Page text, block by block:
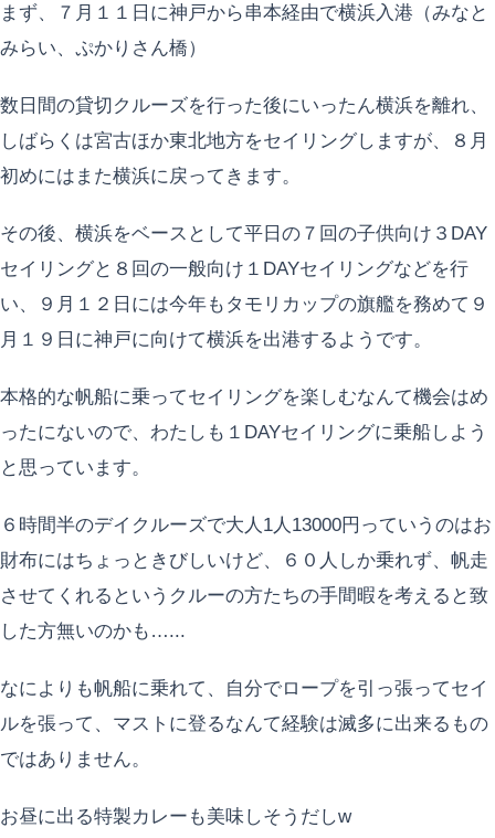
まず、７月１１日に神戸から串本経由で横浜入港（みなと
みらい、ぷかりさん橋）
数日間の貸切クルーズを行った後にいったん横浜を離れ、
しばらくは宮古ほか東北地方をセイリングしますが、８月
初めにはまた横浜に戻ってきます。
その後、横浜をベースとして平日の７回の子供向け３DAY
セイリングと８回の一般向け１DAYセイリングなどを行
い、９月１２日には今年もタモリカップの旗艦を務めて９
月１９日に神戸に向けて横浜を出港するようです。
本格的な帆船に乗ってセイリングを楽しむなんて機会はめ
ったにないので、わたしも１DAYセイリングに乗船しよう
と思っています。
６時間半のデイクルーズで大人1人13000円っていうのはお
財布にはちょっときびしいけど、６０人しか乗れず、帆走
させてくれるというクルーの方たちの手間暇を考えると致
した方無いのかも…...
なによりも帆船に乗れて、自分でロープを引っ張ってセイ
ルを張って、マストに登るなんて経験は滅多に出来るもの
ではありません。
お昼に出る特製カレーも美味しそうだしw